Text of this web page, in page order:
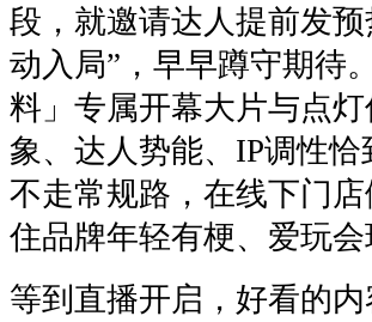
段，就邀请达人提前发
动入局”，早早蹲守期待
料」专属开幕大片与点
象、达人势能、IP调性
不走常规路，在线下门
住品牌年轻有梗、爱玩会
等到直播开启，好看的